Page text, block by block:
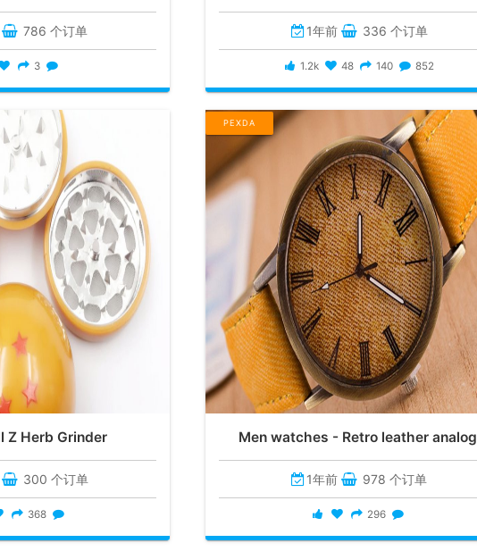
786 个订单
3
1年前 336 个订单
1.2k 48 140 852
Z Herb Grinder
300 个订单
368
PEXDA
Men watches - Retro leather analog
1年前 978 个订单
296